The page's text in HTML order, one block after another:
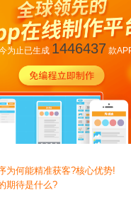
为止已生成 1446437 款
为何能精准获客?核心优势!
期待是什么?